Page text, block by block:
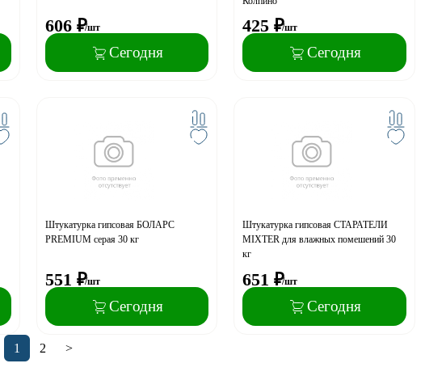
606 ₽/шт
Сегодня
425 ₽/шт
Сегодня
Штукатурка гипсовая БОЛАРС
PREMIUM серая 30 кг
551 ₽/шт
Сегодня
Штукатурка гипсовая СТАРАТЕЛИ
MIXTER для влажных помешений 30
кг
651 ₽/шт
Сегодня
1 2 >